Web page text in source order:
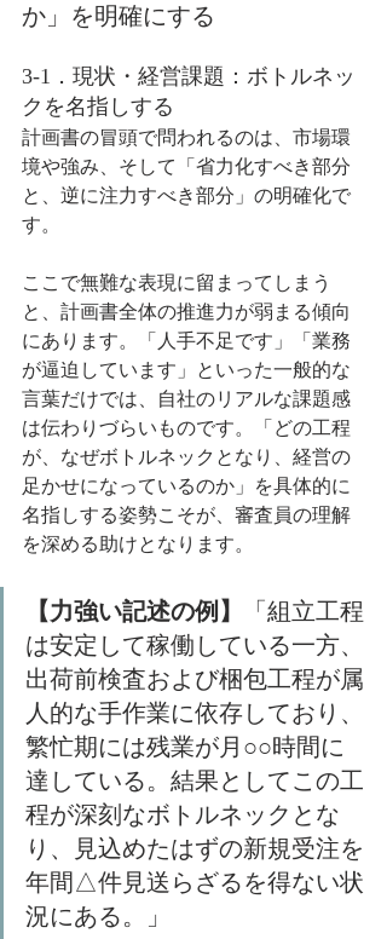
か」を明確にする
3-1．現状・経営課題：ボトルネッ
クを名指しする
計画書の冒頭で問われるのは、市場環
境や強み、そして「省力化すべき部分
と、逆に注力すべき部分」の明確化で
す。
ここで無難な表現に留まってしまう
と、計画書全体の推進力が弱まる傾向
にあります。「人手不足です」「業務
が逼迫しています」といった一般的な
言葉だけでは、自社のリアルな課題感
は伝わりづらいものです。「どの工程
が、なぜボトルネックとなり、経営の
足かせになっているのか」を具体的に
名指しする姿勢こそが、審査員の理解
を深める助けとなります。
【力強い記述の例】
「組立工程
は安定して稼働している一方、
出荷前検査および梱包工程が属
人的な手作業に依存しており、
繁忙期には残業が月○○時間に
達している。結果としてこの工
程が深刻なボトルネックとな
り、見込めたはずの新規受注を
年間△件見送らざるを得ない状
況にある。」